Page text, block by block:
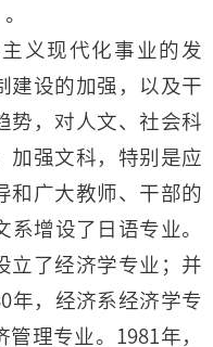
义现代化事业的发
建设的加强，以及干
势，对人文、社会科
加强文科，特别是应
和广大教师、干部的
系增设了日语专业。
立了经济学专业；并
年，经济系经济学专
理专业。1981年，